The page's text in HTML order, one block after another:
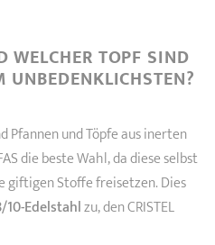
WELCHER TOPF SIND
Pfannen und Töpfe aus inerten
die beste Wahl, da diese selbst
giftigen Stoffe freisetzen. Dies
10-Edelstahlzu, den CRISTEL